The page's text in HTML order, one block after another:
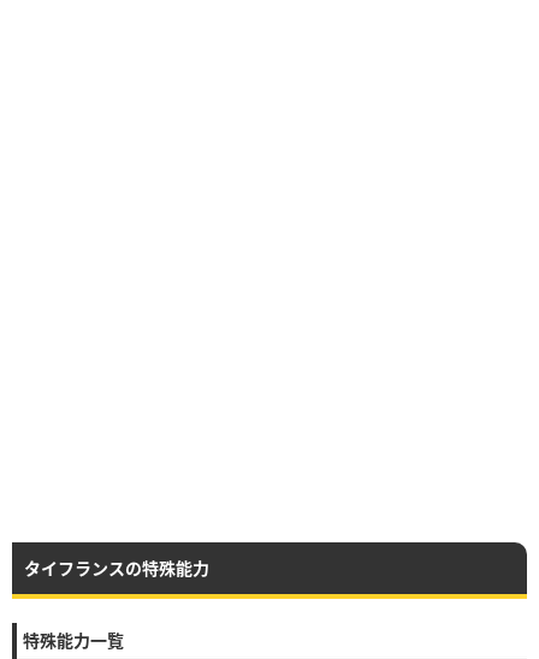
タイフランスの特殊能力
特殊能力一覧